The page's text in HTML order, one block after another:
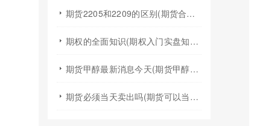
期货2205和2209的区别(期货合约2205什么意思)
期权的全面知识(期权入门实盘知识)
期货甲醇最新消息今天(期货甲醇最新消息今天行情)
期货必须当天卖出吗(期货可以当天买入卖出吗)